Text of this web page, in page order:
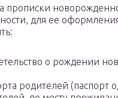
прописки
для ее
о рождении
родителей (паспорт